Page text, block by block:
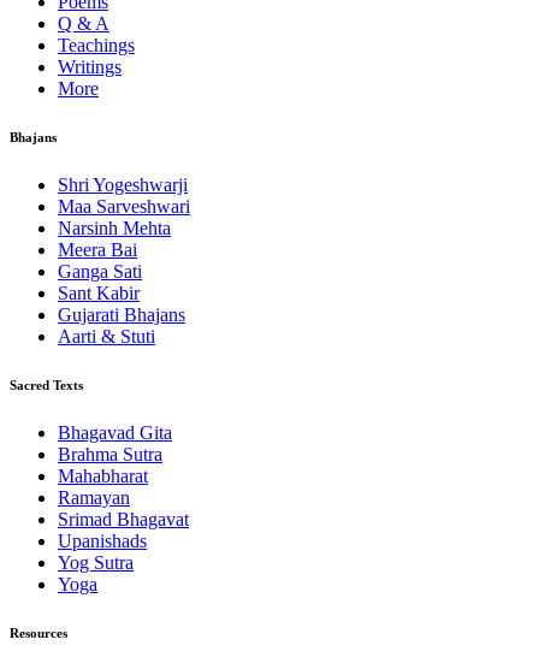
Q & A
Teachings
Writings
More
Bhajans
Shri Yogeshwarji
Maa Sarveshwari
Narsinh Mehta
Meera Bai
Ganga Sati
Sant Kabir
Gujarati Bhajans
Aarti & Stuti
Sacred Texts
Bhagavad Gita
Brahma Sutra
Mahabharat
Ramayan
Srimad Bhagavat
Upanishads
Yog Sutra
Yoga
Resources